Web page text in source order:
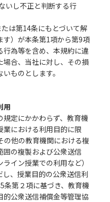
いし不正と判断する行
は第14条にもとづいて解
す）が本条第1項から第9項
行為等を含め、本規約に違
場合、当社に対し、その損
ものとします。
用
定にかかわらず、教育機
業における利用目的に限
の他の教育機関における複
の複製および公衆送信
イン授業での利用など）
、授業目的の公衆送信利
条第２項に基づき、教育機
的公衆送信補償金等管理協